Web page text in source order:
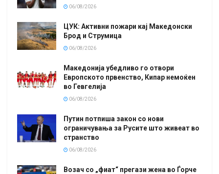
06/08/2026
ЦУК: Активни пожари кај Македонски
Брод и Струмица
06/08/2026
Македонија убедливо го отвори
Европското првенство, Кипар немоќен
во Гевгелија
06/08/2026
Путин потпиша закон со нови
ограничувања за Русите што живеат во
странство
06/08/2026
Возач со „фиат“ прегази жена во Ѓорче